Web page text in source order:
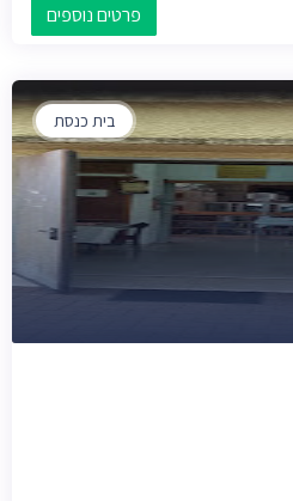
פרטים נוספים
בית כנסת